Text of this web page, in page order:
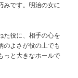
みです。明治の女に
た役に、相手の心を
のよさが役の上でも
っと大きなホールで